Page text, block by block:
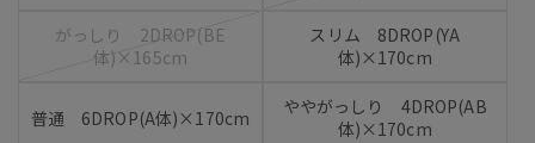
がっしり 2DROP(BE
体)×165cm
スリム 8DROP(YA
体)×170cm
普通 6DROP(A体)×170cm
ややがっしり 4DROP(AB
体)×170cm